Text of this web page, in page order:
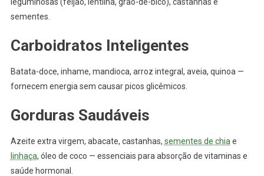
sementes.
Carboidratos Inteligentes
Batata-doce, inhame, mandioca, arroz integral, aveia, quinoa —
fornecem energia sem causar picos glicêmicos.
Gorduras Saudáveis
Azeite extra virgem, abacate, castanhas, sementes de chia e
linhaça, óleo de coco — essenciais para absorção de vitaminas e
saúde hormonal.